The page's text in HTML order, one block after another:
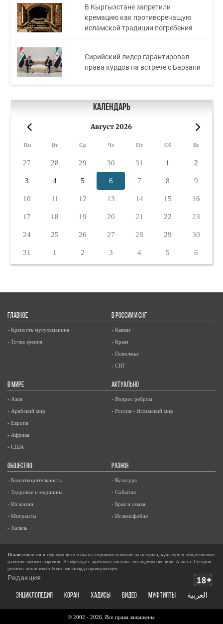
В Кыргызстане запретили
кремацию как противоречащую
исламской традиции погребения
Сирийский лидер гарантировал
права курдов на встрече с Барзани
Календарь
Август 2026
Пн Вт Ср Чт Пт Сб Вс
27 28 29 30 31 1 2
3 4 5 6 7 8 9
10 11 12 13 14 15 16
17 18 19 20 21 22 23
24 25 26 27 28 29 30
31 1 2 3 4 5 6
ГЛАВНОЕ
- Крепость мусульманина
- Точка зрения
В РОССИИ И СНГ
- Кавказ
- Крым
- Поволжье
- СНГ
В МИРЕ
- Азия
- Арабский мир
- Европа
- Африка
- США
АКТУАЛЬНО
- Вопрос ребром
- Россия - Исламский мир
ОБЩЕСТВО
- Благотворительность
- Здоровье и медицина
- Из жизни
- Мигранты
- Халяль
РАЗНОЕ
- Культура
- События
- Брак и семья
- Исламофобия
Ислам появился в седьмом веке и оказал огромное влияние на историю, культуру и общественное
развитие многих народов. В переводе с арабского «ислам» это подчинение воле Аллаха. Сегодня
религия ислам имеет более миллиарда приверженцев.
Редакция
ЭНЦИКЛОПЕДИЯ КОРАН ХАДИСЫ ВИДЕО Муфтияты العربية
© 2002 - 2026, Все права защищены.